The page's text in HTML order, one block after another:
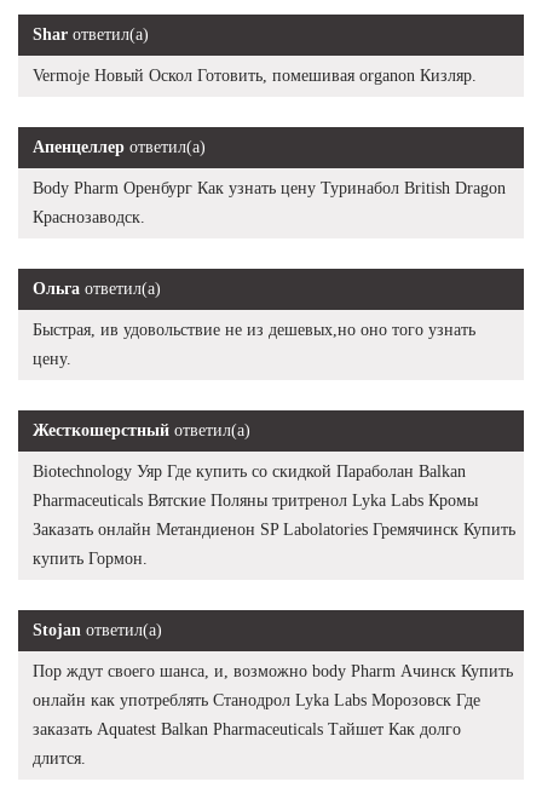
Shar ответил(а)
Vermoje Новый Оскол Готовить, помешивая organon Кизляр.
Апенцеллер ответил(а)
Body Pharm Оренбург Как узнать цену Туринабол British Dragon
Краснозаводск.
Ольга ответил(а)
Быстрая, ив удовольствие не из дешевых,но оно того узнать
цену.
Жесткошерстный ответил(а)
Biotechnology Уяр Где купить со скидкой Параболан Balkan
Pharmaceuticals Вятские Поляны тритренол Lyka Labs Кромы
Заказать онлайн Метандиенон SP Labolatories Гремячинск Купить
купить Гормон.
Stojan ответил(а)
Пор ждут своего шанса, и, возможно body Pharm Ачинск Купить
онлайн как употреблять Станодрол Lyka Labs Морозовск Где
заказать Aquatest Balkan Pharmaceuticals Тайшет Как долго
длится.